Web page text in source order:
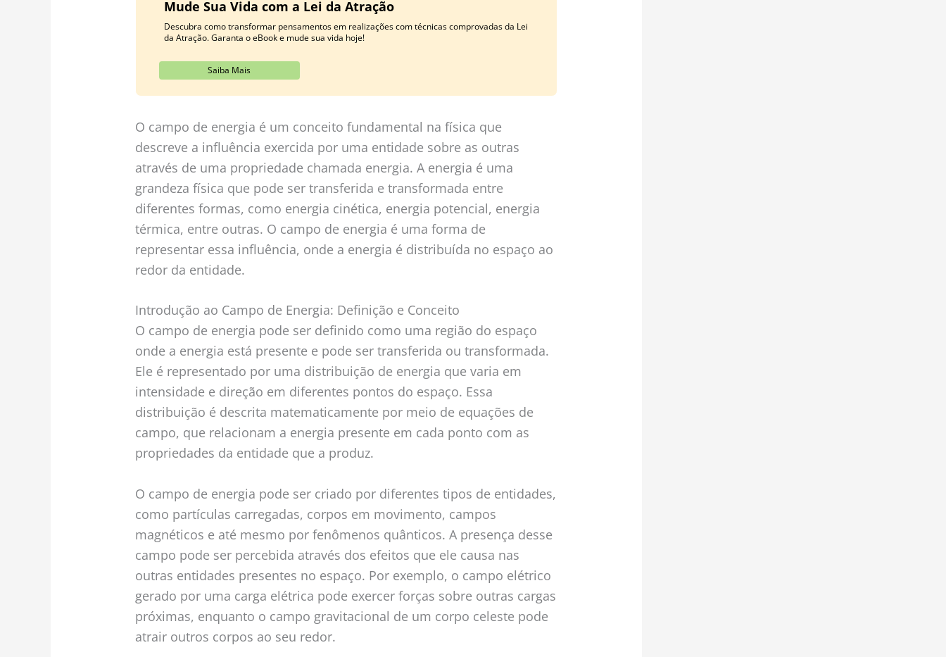
Mude Sua Vida com a Lei da Atração
Descubra como transformar pensamentos em realizações com técnicas comprovadas da Lei
da Atração. Garanta o eBook e mude sua vida hoje!
Saiba Mais
O campo de energia é um conceito fundamental na física que
descreve a influência exercida por uma entidade sobre as outras
através de uma propriedade chamada energia. A energia é uma
grandeza física que pode ser transferida e transformada entre
diferentes formas, como energia cinética, energia potencial, energia
térmica, entre outras. O campo de energia é uma forma de
representar essa influência, onde a energia é distribuída no espaço ao
redor da entidade.
Introdução ao Campo de Energia: Definição e Conceito
O campo de energia pode ser definido como uma região do espaço
onde a energia está presente e pode ser transferida ou transformada.
Ele é representado por uma distribuição de energia que varia em
intensidade e direção em diferentes pontos do espaço. Essa
distribuição é descrita matematicamente por meio de equações de
campo, que relacionam a energia presente em cada ponto com as
propriedades da entidade que a produz.
O campo de energia pode ser criado por diferentes tipos de entidades,
como partículas carregadas, corpos em movimento, campos
magnéticos e até mesmo por fenômenos quânticos. A presença desse
campo pode ser percebida através dos efeitos que ele causa nas
outras entidades presentes no espaço. Por exemplo, o campo elétrico
gerado por uma carga elétrica pode exercer forças sobre outras cargas
próximas, enquanto o campo gravitacional de um corpo celeste pode
atrair outros corpos ao seu redor.